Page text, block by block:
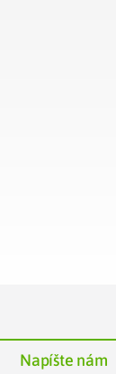
Napíšte nám